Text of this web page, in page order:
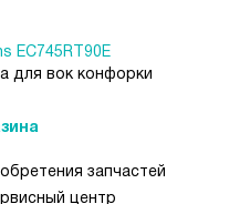
EC745RT90E
для вок конфорки
запчастей
центр